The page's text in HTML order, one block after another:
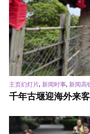
主页幻灯片, 新闻时事, 新闻高
千年古堰迎海外来